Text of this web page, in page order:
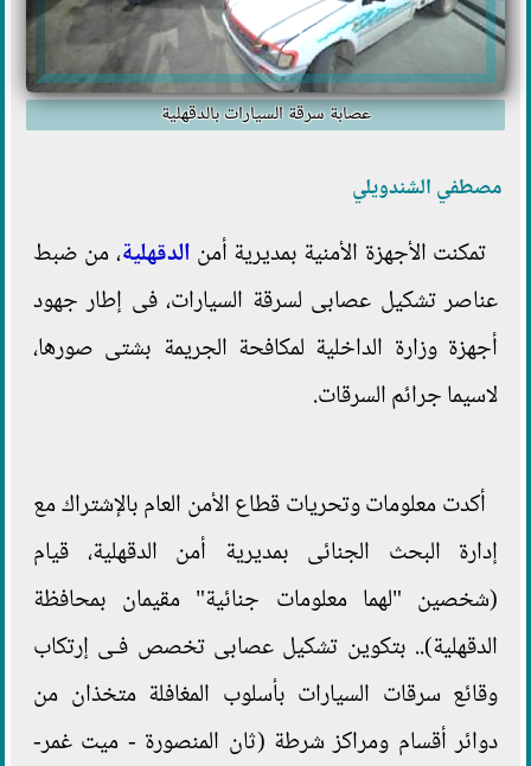
عصابة سرقة السيارات بالدقهلية
مصطفي الشندويلي
تمكنت الأجهزة الأمنية بمديرية أمن الدقهلية، من ضبط
عناصر تشكيل عصابى لسرقة السيارات، فى إطار جهود
أجهزة وزارة الداخلية لمكافحة الجريمة بشتى صورها،
لاسيما جرائم السرقات.
أكدت معلومات وتحريات قطاع الأمن العام بالإشتراك مع
إدارة البحث الجنائى بمديرية أمن الدقهلية، قيام
(شخصين "لهما معلومات جنائية" مقيمان بمحافظة
الدقهلية).. بتكوين تشكيل عصابى تخصص فـى إرتكاب
وقائع سرقات السيارات بأسلوب المغافلة متخذان من
دوائر أقسام ومراكز شرطة (ثان المنصورة - ميت غمر-